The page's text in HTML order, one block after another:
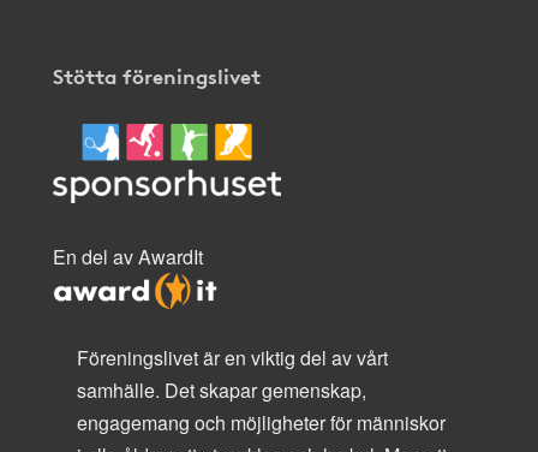
Stötta föreningslivet
En del av AwardIt
Föreningslivet är en viktig del av vårt
samhälle. Det skapar gemenskap,
engagemang och möjligheter för människor